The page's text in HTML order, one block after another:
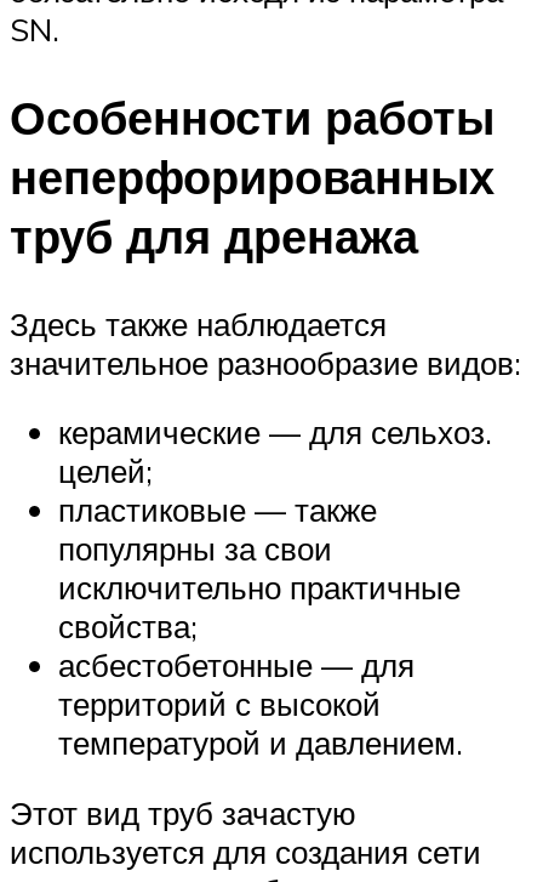
SN.
Особенности работы
неперфорированных
труб для дренажа
Здесь также наблюдается
значительное разнообразие видов:
керамические — для сельхоз.
целей;
пластиковые — также
популярны за свои
исключительно практичные
свойства;
асбестобетонные — для
территорий с высокой
температурой и давлением.
Этот вид труб зачастую
используется для создания сети